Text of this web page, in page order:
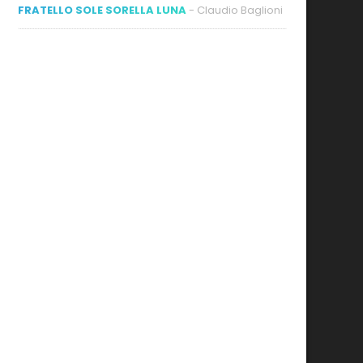
FRATELLO SOLE SORELLA LUNA - Claudio Baglioni